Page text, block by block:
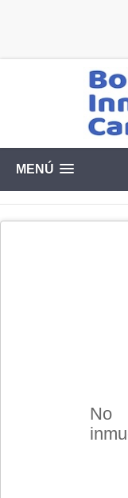
MENÚ
No